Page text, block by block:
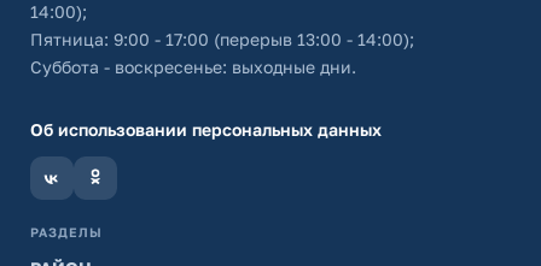
14:00);
Пятница: 9:00 - 17:00 (перерыв 13:00 - 14:00);
Суббота - воскресенье: выходные дни.
Об использовании персональных данных
РАЗДЕЛЫ